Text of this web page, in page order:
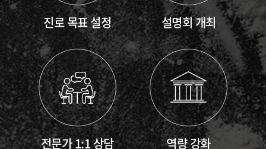
진로 목표 설정 설명회 개최
전문가 1:1 상담 역량 강화